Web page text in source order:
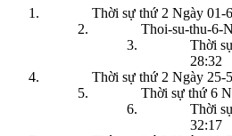
Thời sự thứ 2 Ngày 01-
Thoi-su-thu-6-
Thời
28:32
Thời sự thứ 2 Ngày 25-
Thời sự thứ 6
Thời
32:17